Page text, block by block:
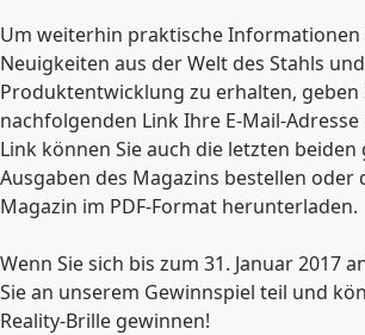
Um weiterhin praktische Informationen
Neuigkeiten aus der Welt des Stahls
Produktentwicklung zu erhalten, geben
nachfolgenden Link Ihre E-Mail-
Link können Sie auch die letzten
Ausgaben des Magazins bestellen oder
Magazin im PDF-Format herunterladen.
Wenn Sie sich bis zum 31. Januar 2017
Sie an unserem Gewinnspiel teil und
Reality-Brille gewinnen!